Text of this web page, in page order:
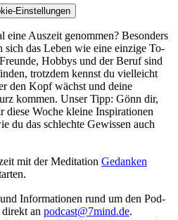
Einstellungen
eine Auszeit genommen? Besonders
das Leben wie eine einzige To-
Hobbys und der Beruf sind
trotzdem kennst du vielleicht
den Kopf wächst und deine
kommen. Unser Tipp: Gönn dir,
Woche kleine Inspirationen
du das schlechte Gewissen auch
mit der Meditation Gedanken
Infor­ma­tio­nen rund um den Pod­
an podcast@7mind.de.